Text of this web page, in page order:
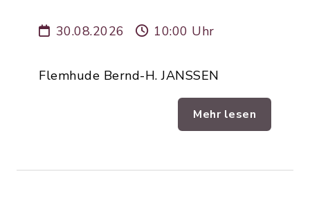
30.08.2026 10:00 Uhr
Flemhude Bernd-H. JANSSEN
Mehr lesen